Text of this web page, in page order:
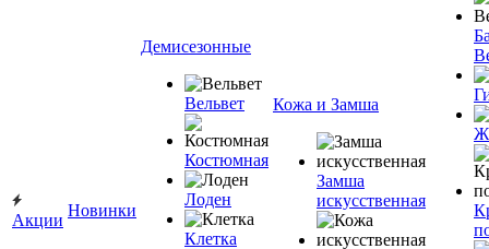
Акции
Новинки
Демисезонные
Вельвет
Костюмная
Лоден
Клетка
Кожа и Замша
Замша
искусственная